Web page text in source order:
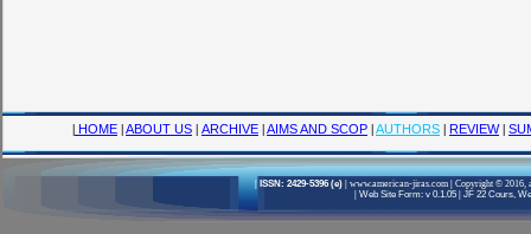
ISSN: 2429-5396 (e) www.american-jiras.com
Copyright © 2016,
Web Site Form: v 0.1.05 JF 22 Cours,
| HOME |ABOUT US | ARCHIVE |AIMS AND SCOP |AUTHORS | REVIEW |